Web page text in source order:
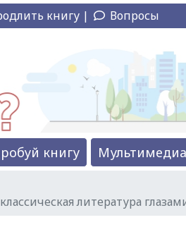
книгу | Вопросы
книгу Мультимедиа
литература